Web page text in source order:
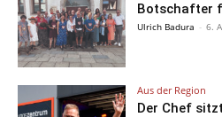
Botschafter
Ulrich Badura - 6.
Aus der Region
Der Chef